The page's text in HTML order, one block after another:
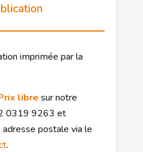
imprimée par la
libre sur notre
0319 9263 et
postale via le
.